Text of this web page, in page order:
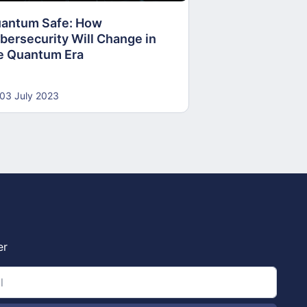
Safe: How
Will Change in
Quantum Era
03 July 2023